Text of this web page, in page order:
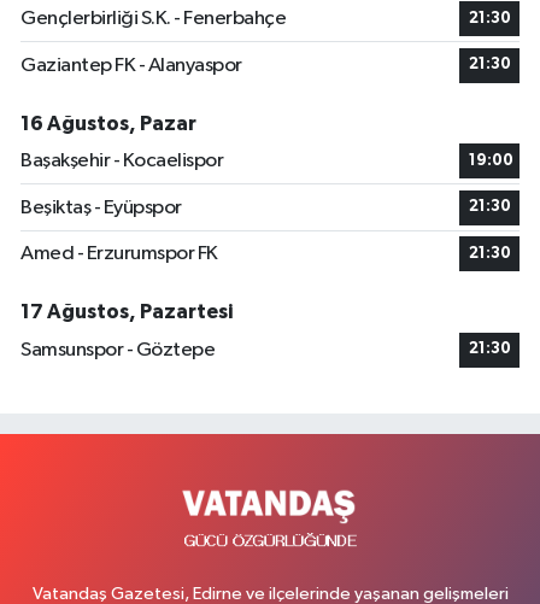
Gençlerbirliği S.K. - Fenerbahçe 21:30
Gaziantep FK - Alanyaspor 21:30
16 Ağustos, Pazar
Başakşehir - Kocaelispor
19:00
Beşiktaş - Eyüpspor 21:30
Amed - Erzurumspor FK 21:30
17 Ağustos, Pazartesi
Samsunspor - Göztepe
21:30
Vatandaş Gazetesi, Edirne ve ilçelerinde yaşanan gelişmeleri